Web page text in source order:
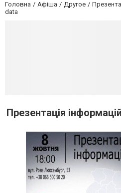
Головна Афіша Другое
data
Презентація